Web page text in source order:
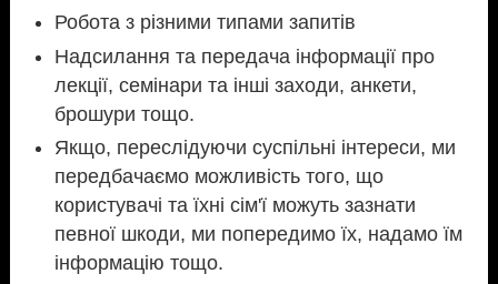
Робота з різними типами запитів
Надсилання та передача інформації про
лекції, семінари та інші заходи, анкети,
брошури тощо.
Якщо, переслідуючи суспільні інтереси, ми
передбачаємо можливість того, що
користувачі та їхні сім'ї можуть зазнати
певної шкоди, ми попередимо їх, надамо їм
інформацію тощо.